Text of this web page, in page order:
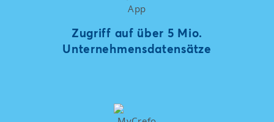
Zugriff auf über 5 Mio.
Unternehmensdatensätze